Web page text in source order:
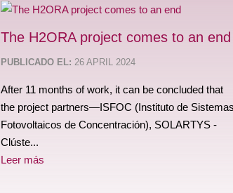
The H2ORA project comes to an end
PUBLICADO EL: 26 APRIL 2024
After 11 months of work, it can be concluded that
the project partners—ISFOC (Instituto de Sistemas
Fotovoltaicos de Concentración), SOLARTYS -
Clúste...
Leer más